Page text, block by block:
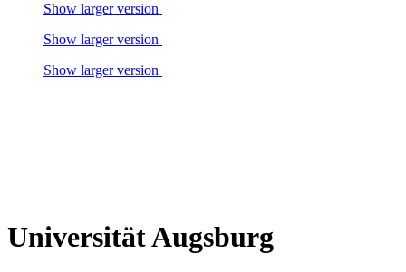
Show larger version
Show larger version
Show larger version
Universität Augsburg